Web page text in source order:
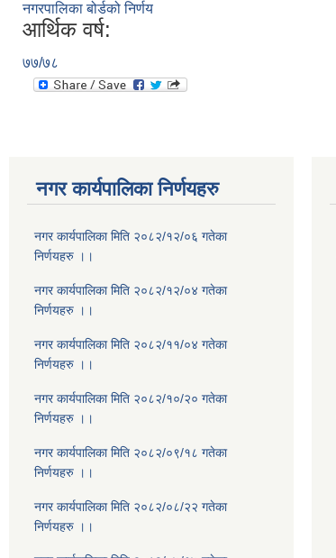
नगरपालिका बोर्डको निर्णय
आर्थिक वर्ष:
७७/७८
नगर कार्यपालिका निर्णयहरु
नगर कार्यपालिका मिति २०८२/१२/०६ गतेका
निर्णयहरु ।।
नगर कार्यपालिका मिति २०८२/१२/०४ गतेका
निर्णयहरु ।।
नगर कार्यपालिका मिति २०८२/११/०४ गतेका
निर्णयहरु ।।
नगर कार्यपालिका मिति २०८२/१०/२० गतेका
निर्णयहरु ।।
नगर कार्यपालिका मिति २०८२/०९/१८ गतेका
निर्णयहरु ।।
नगर कार्यपालिका मिति २०८२/०८/२२ गतेका
निर्णयहरु ।।